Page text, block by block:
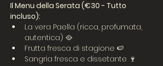
Il Menu della Serata (€30 - Tutto
incluso):
La vera Paella (ricca, profumata,
autentica) 🥘
Frutta fresca di stagione 🍉
Sangria fresca e dissetante 🍷